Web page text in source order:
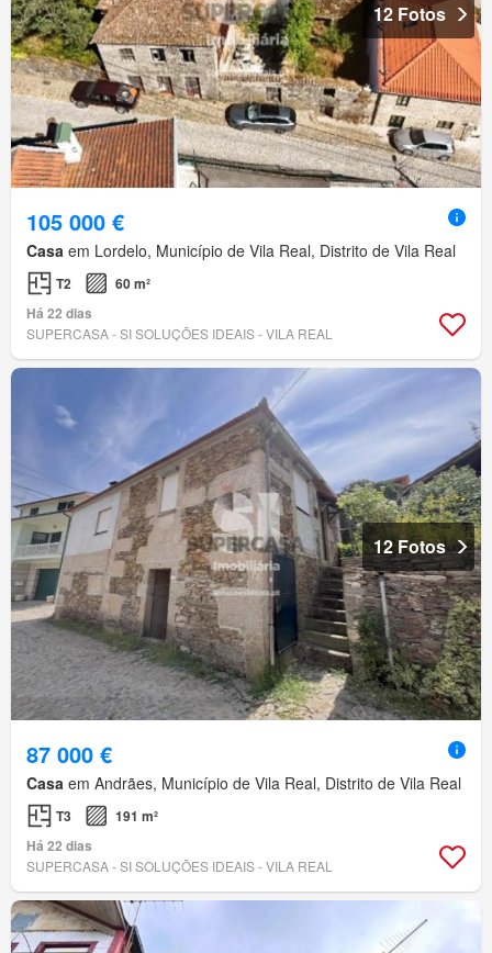
12 Fotos
105 000 €
Casa em Lordelo, Município de Vila Real, Distrito de Vila Real
T2
60 m²
Há 22 dias
SUPERCASA - SI SOLUÇÕES IDEAIS - VILA REAL
12 Fotos
87 000 €
Casa em Andrães, Município de Vila Real, Distrito de Vila Real
T3
191 m²
Há 22 dias
SUPERCASA - SI SOLUÇÕES IDEAIS - VILA REAL